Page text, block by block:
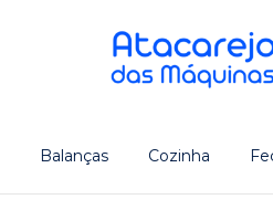
Balanças Cozinha